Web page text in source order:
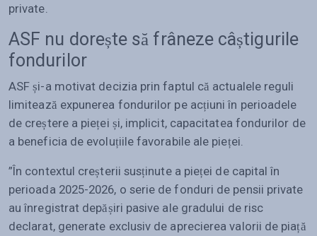
private.
ASF nu dorește să frâneze câștigurile
fondurilor
ASF și-a motivat decizia prin faptul că actualele reguli
limitează expunerea fondurilor pe acțiuni în perioadele
de creștere a pieței și, implicit, capacitatea fondurilor de
a beneficia de evoluțiile favorabile ale pieței.
”În contextul creșterii susținute a pieței de capital în
perioada 2025-2026, o serie de fonduri de pensii private
au înregistrat depășiri pasive ale gradului de risc
declarat, generate exclusiv de aprecierea valorii de piață